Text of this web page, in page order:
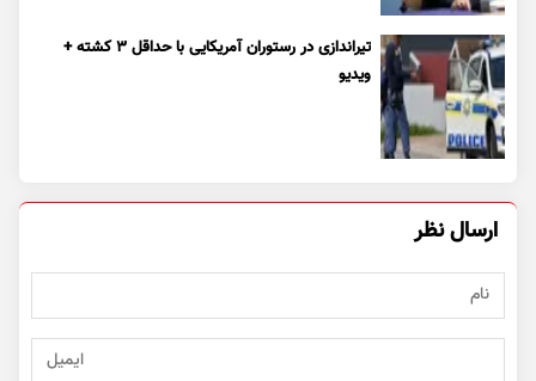
تیراندازی در رستوران آمریکایی با حداقل ۳ کشته +
ویدیو
ارسال نظر